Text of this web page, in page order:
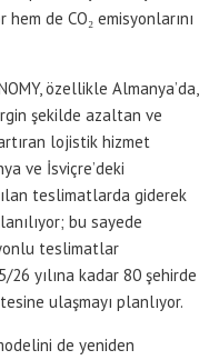
de CO₂ emisyonlarını
özellikle Almanya’da,
şekilde azaltan ve
lojistik hizmet
ve İsviçre’deki
teslimatlarda giderek
bu sayede
teslimatlar
26 yılına kadar 80 şehirde
ulaşmayı planlıyor.
de yeniden